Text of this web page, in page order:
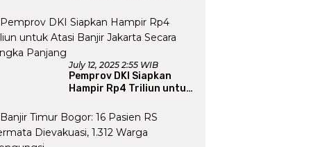
Arab Saudi
July 12, 2025 2:55 WIB
Pemprov DKI Siapkan
Hampir Rp4 Triliun untuk
Secara Jangka Panjang